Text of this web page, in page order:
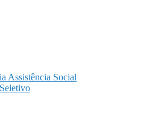
Assistência Social